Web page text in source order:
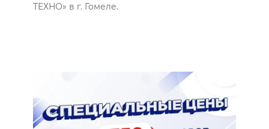
ТЕХНО» в г. Гомеле.